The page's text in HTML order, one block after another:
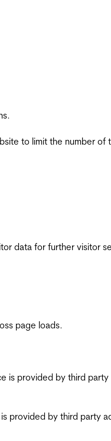
to limit the number of
data for further visitor
page loads.
is provided by third
provided by third party